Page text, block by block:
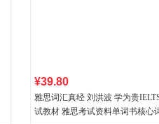
¥39.80
雅思词汇真经 刘洪波 学为贵
试教材 雅思考试资料单词书核心